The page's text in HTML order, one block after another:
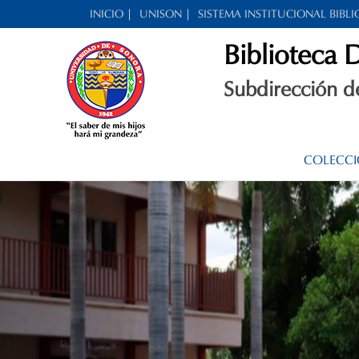
to
INICIO UNISON SISTEMA INSTITUCIONAL
Biblioteca
Subdirección